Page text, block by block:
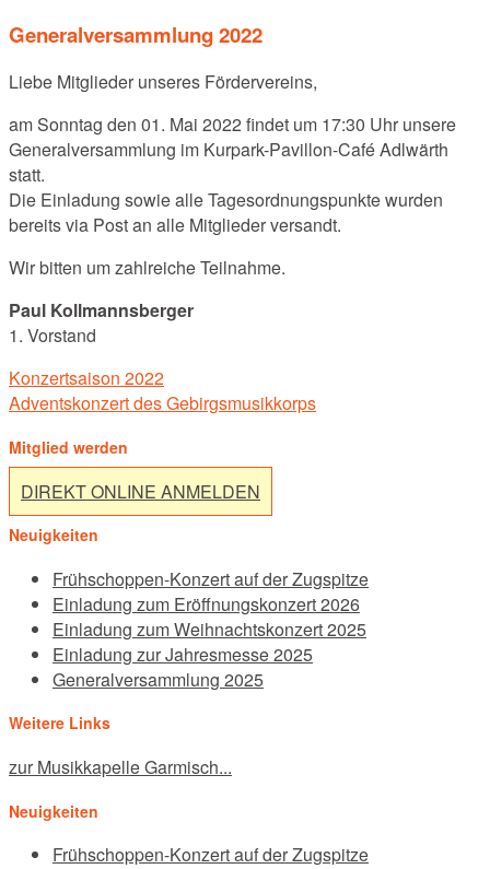
Generalversammlung 2022
Liebe Mitglieder unseres Fördervereins,
am Sonntag den 01. Mai 2022 findet um 17:30 Uhr unsere
Generalversammlung im Kurpark-Pavillon-Café Adlwärth
statt.
Die Einladung sowie alle Tagesordnungspunkte wurden
bereits via Post an alle Mitglieder versandt.
Wir bitten um zahlreiche Teilnahme.
Paul Kollmannsberger
1. Vorstand
Post
navigation
Konzertsaison 2022
Adventskonzert des Gebirgsmusikkorps
Mitglied werden
DIREKT ONLINE ANMELDEN
Neuigkeiten
Frühschoppen-Konzert auf der Zugspitze
Einladung zum Eröffnungskonzert 2026
Einladung zum Weihnachtskonzert 2025
Einladung zur Jahresmesse 2025
Generalversammlung 2025
Weitere Links
zur Musikkapelle Garmisch...
Neuigkeiten
Frühschoppen-Konzert auf der Zugspitze